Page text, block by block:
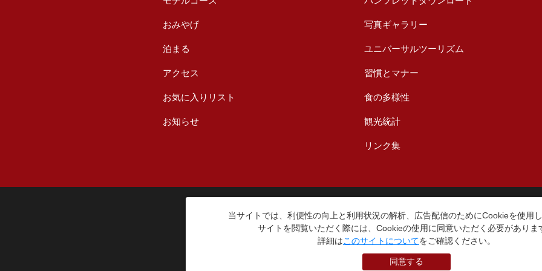
おみやげ
泊まる
アクセス
お気に入りリスト
お知らせ
写真ギャラリー
ユニバーサルツーリズム
習慣とマナー
食の多様性
観光統計
リンク集
〒110-8615 東京都台東区東上野4丁目5番6号
TEL：03-5246-1151
（平日8:30〜17:15 土日祝休み）
本WEBサイトに掲就されている全データについて無断転載・引用を禁じます。
当サイトでは、利便性の向上と利用状況の解析、広告配信のためにCookieを使用し
サイトを閲覧いただく際には、Cookieの使用に同意いただく必要がありま
詳細はこのサイトについてをご確認ください。
同意する